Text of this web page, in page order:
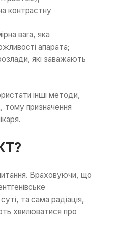
контрастну
вага, яка
апарата;
які заважають
інші методи,
призначення
Враховуючи, що
та сама радіація,
хвилюватися про